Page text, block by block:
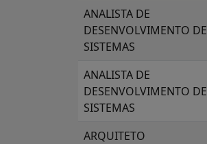
ANALISTA DE
DESENVOLVIMENTO DE
SISTEMAS
ANALISTA DE
DESENVOLVIMENTO DE
SISTEMAS
ARQUITETO